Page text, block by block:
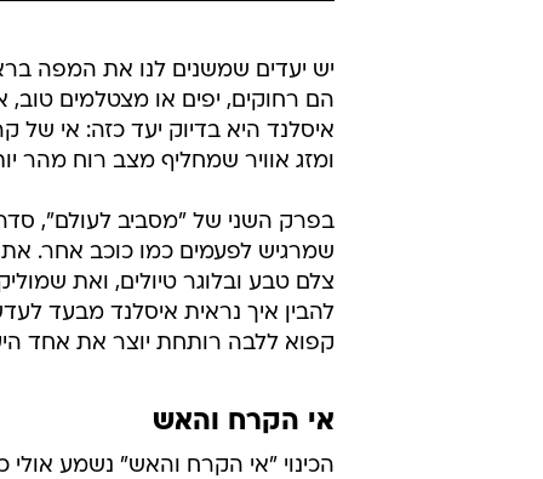
יש יעדים שמשנים לנו את המפה
הם רחוקים, יפים או מצטלמים טוב,
איסלנד היא בדיוק יעד כזה: אי
ומזג אוויר שמחליף מצב רוח מהר
בפרק השני של "מסביב לעולם",
שמרגיש לפעמים כמו כוכב אחר. את
צלם טבע ובלוגר טיולים, ואת
להבין איך נראית איסלנד מבעד
קפוא ללבה רותחת יוצר את אחד
אי הקרח והאש
הכינוי "אי הקרח והאש" נשמע אולי